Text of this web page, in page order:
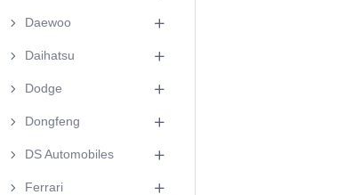
Daewoo
Daihatsu
Dodge
Dongfeng
DS Automobiles
Ferrari